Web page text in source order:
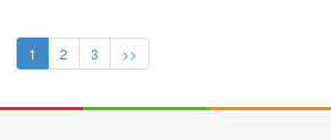
1 2 3 >>